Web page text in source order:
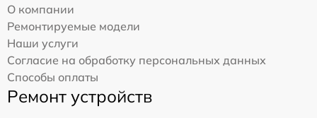
О компании
Ремонтируемые модели
Наши услуги
Согласие на обработку персональных данных
Способы оплаты
Ремонт устройств